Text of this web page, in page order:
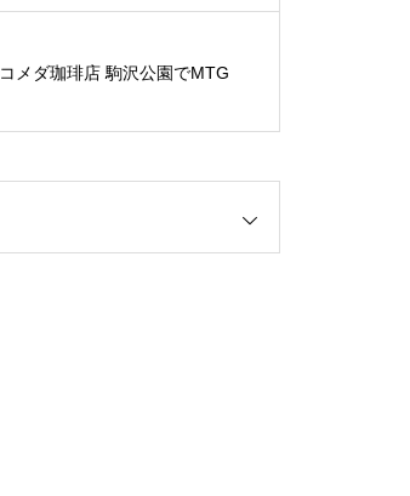
コメダ珈琲店 駒沢公園でMTG